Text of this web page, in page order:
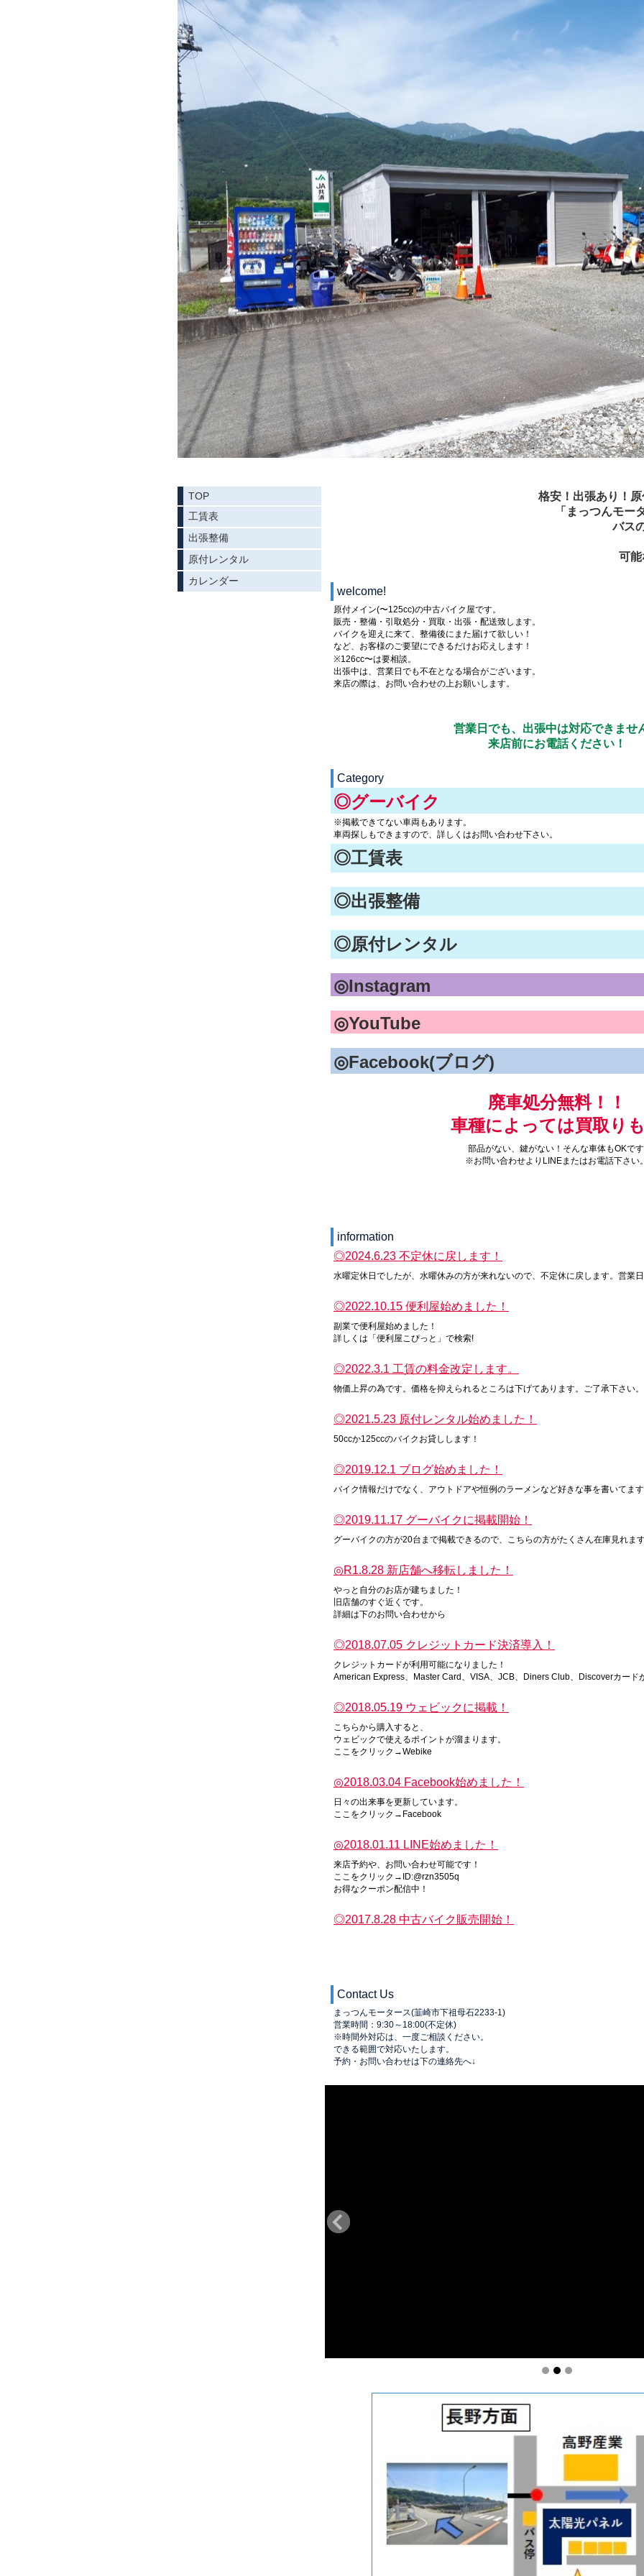
格安！出張あり！
「まっつんモー
バス
可
welcome!
原付メイン(〜125cc)の中古バイク屋です。
販売・整備・引取処分・買取・出張・配送致します。
バイクを迎えに来て、整備後にまた届けて欲しい！
など、お客様のご要望にできるだけお応えします！
※126cc〜は要相談。
出張中は、営業日でも不在となる場合がございます。
来店の際は、お問い合わせの上お願いします。
営業日でも、出張中は対応できませ
来店前にお電話ください！
Category
◎グーバイク
※掲載できてない車両もあります。
車両探しもできますので、詳しくはお問い合わせ下さい。
◎工賃表
◎出張整備
◎原付レンタル
◎Instagram
◎YouTube
◎Facebook(ブログ)
廃車処分無料！！
車種によっては買取り
部品がない、鍵がない！そんな車体もOKで
※お問い合わせよりLINEまたはお電話下さい
information
◎2024.6.23 不定休に戻します！
水曜定休日でしたが、水曜休みの方が来れないので、不定休に戻します。営業
◎2022.10.15 便利屋始めました！
副業で便利屋始めました！
詳しくは「便利屋こぴっと」で検索!
◎2022.3.1 工賃の料金改定します。
物価上昇の為です。価格を抑えられるところは下げてあります。ご了承下さい。
◎2021.5.23 原付レンタル始めました！
50ccか125ccのバイクお貸しします！
◎2019.12.1 ブログ始めました！
バイク情報だけでなく、アウトドアや恒例のラーメンなど好きな事を書いてま
◎2019.11.17 グーバイクに掲載開始！
グーバイクの方が20台まで掲載できるので、こちらの方がたくさん在庫見れま
◎R1.8.28 新店舗へ移転しました！
やっと自分のお店が建ちました！
旧店舗のすぐ近くです。
詳細は下のお問い合わせから
◎2018.07.05 クレジットカード決済導入！
クレジットカードが利用可能になりました！
American Express、Master Card、VISA、JCB、Diners Club、Discoverカード
◎2018.05.19 ウェビックに掲載！
こちらから購入すると、
ウェビックで使えるポイントが溜まります。
ここをクリック→Webike
◎2018.03.04 Facebook始めました！
日々の出来事を更新しています。
ここをクリック→Facebook
◎2018.01.11 LINE始めました！
来店予約や、お問い合わせ可能です！
ここをクリック→ID:@rzn3505q
お得なクーポン配信中！
◎2017.8.28 中古バイク販売開始！
Contact Us
まっつんモータース(韮崎市下祖母石2233-1)
営業時間：9:30～18:00(不定休)
※時間外対応は、一度ご相談ください。
できる範囲で対応いたします。
予約・お問い合わせは下の連絡先へ↓
TOP
工賃表
出張整備
原付レンタル
カレンダー